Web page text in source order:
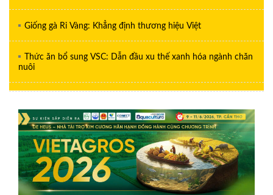
Giống gà Ri Vàng: Khẳng định thương hiệu Việt
Thức ăn bổ sung VSC: Dẫn đầu xu thế xanh hóa ngành chăn
nuôi